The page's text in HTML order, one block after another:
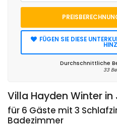
Villa Hayden Winter in
für 6 Gäste mit 3
Badezimmer
FÜGEN SIE DIESE
Durchschnittliche
33